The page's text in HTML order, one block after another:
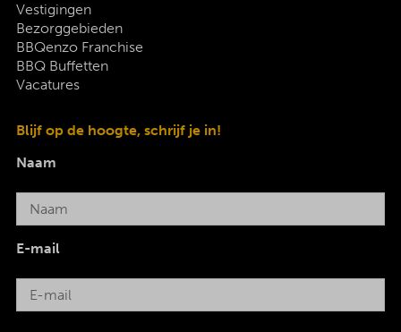
Vestigingen
Bezorggebieden
BBQenzo Franchise
BBQ Buffetten
Vacatures
Blijf op de hoogte, schrijf je in!
Naam
E-mail